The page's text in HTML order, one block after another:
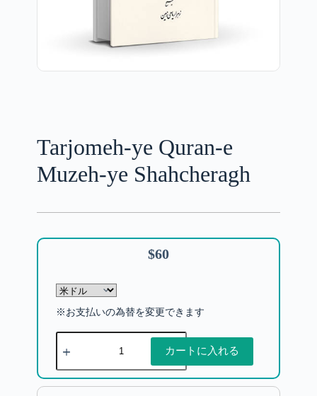
Tarjomeh-ye Quran-e
Muzeh-ye Shahcheragh
$60
※お支払いの為替を変更できます
カートに入れる